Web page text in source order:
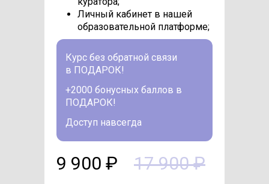
Личный кабинет в нашей
образовательной платформе;
17 900 ₽
9 900 ₽
Курс без обратной связи
в ПОДАРОК!
+2000 бонусных баллов в
ПОДАРОК!
Доступ навсегда